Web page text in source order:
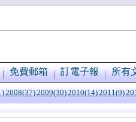
免費郵箱 訂電子報 所有
2008(37)2009(30)2010(14)2011(9)